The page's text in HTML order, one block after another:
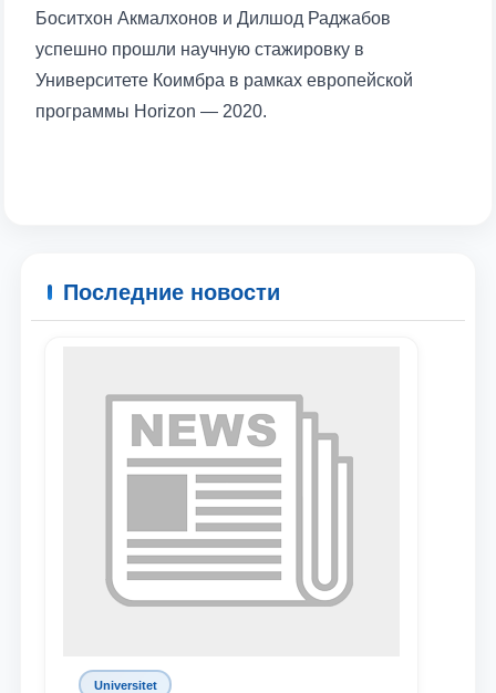
Боситхон Акмалхонов и Дилшод Раджабов
успешно прошли научную стажировку в
Университете Коимбра в рамках европейской
программы Horizon — 2020.
Последние новости
Universitet